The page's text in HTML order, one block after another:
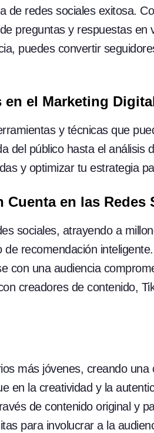
de redes sociales exitosa.
preguntas y respuestas en
puedes convertir
en el Marketing
y técnicas que
del público hasta el análisis
y optimizar tu estrategia
Cuenta en las Redes
sociales, atrayendo a
recomendación
con una audiencia
creadores de contenido,
más jóvenes, creando
en la creatividad y la
de contenido original y
para involucrar a la